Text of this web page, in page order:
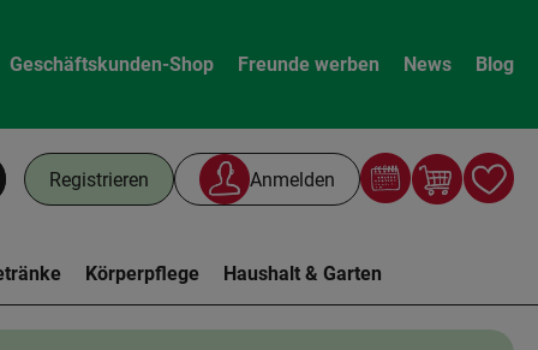
Geschäftskunden-Shop Freunde werben News Blog
Registrieren Anmelden
Körperpflege Haushalt & Garten